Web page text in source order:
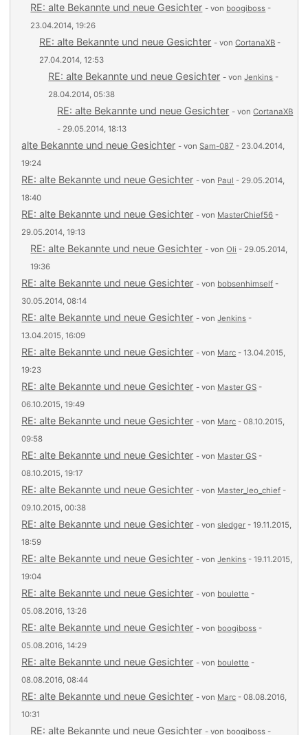
RE: alte Bekannte und neue Gesichter - von boogiboss -
23.04.2014, 19:26
RE: alte Bekannte und neue Gesichter - vonCortanaXB -
27.04.2014, 12:53
RE: alte Bekannte und neue Gesichter - vonJenkins -
28.04.2014, 05:38
RE: alte Bekannte und neue Gesichter - vonCortanaXB
- 29.05.2014, 18:13
alte Bekannte und neue Gesichter - vonSam-087 - 23.04.2014,
19:24
RE: alte Bekannte und neue Gesichter - von Paul - 29.05.2014,
18:40
RE: alte Bekannte und neue Gesichter - von MasterChief56 -
29.05.2014, 19:13
RE: alte Bekannte und neue Gesichter - vonOli - 29.05.2014,
19:36
RE: alte Bekannte und neue Gesichter - von bobsenhimself -
30.05.2014, 08:14
RE: alte Bekannte und neue Gesichter - vonJenkins -
13.04.2015, 16:09
RE: alte Bekannte und neue Gesichter - von Marc - 13.04.2015,
19:23
RE: alte Bekannte und neue Gesichter - von Master GS -
06.10.2015, 19:49
RE: alte Bekannte und neue Gesichter - von Marc - 08.10.2015,
09:58
RE: alte Bekannte und neue Gesichter - von Master GS -
08.10.2015, 19:17
RE: alte Bekannte und neue Gesichter - von Master_leo_chief -
09.10.2015, 00:38
RE: alte Bekannte und neue Gesichter - von sledger - 19.11.2015,
18:59
RE: alte Bekannte und neue Gesichter - vonJenkins - 19.11.2015,
19:04
RE: alte Bekannte und neue Gesichter - von boulette -
05.08.2016, 13:26
RE: alte Bekannte und neue Gesichter - von boogiboss -
05.08.2016, 14:29
RE: alte Bekannte und neue Gesichter - von boulette -
08.08.2016, 08:44
RE: alte Bekannte und neue Gesichter - von Marc - 08.08.2016,
10:31
RE: alte Bekannte und neue Gesichter - von boogiboss -